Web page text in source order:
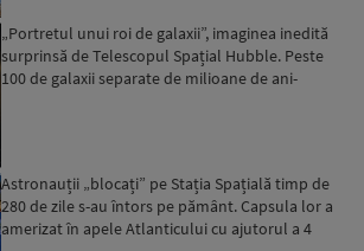
„Portretul unui roi de galaxii”, imaginea inedită
surprinsă de Telescopul Spațial Hubble. Peste
100 de galaxii separate de milioane de ani-
Astronauții „blocați” pe Stația Spațială timp de
280 de zile s-au întors pe pământ. Capsula lor a
amerizat în apele Atlanticului cu ajutorul a 4